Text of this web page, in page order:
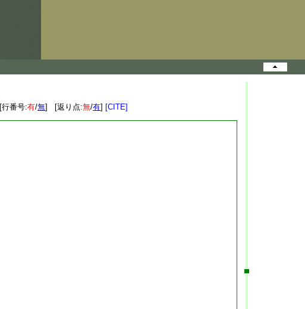
[行番号:有/無] [返り点:無/有] [CITE]